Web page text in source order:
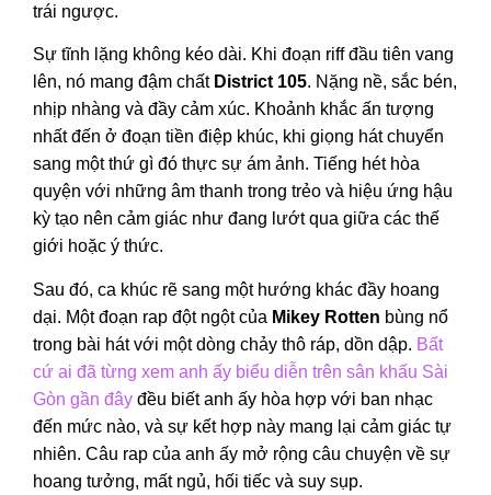
trái ngược.
Sự tĩnh lặng không kéo dài. Khi đoạn riff đầu tiên vang
lên, nó mang đậm chất District 105. Nặng nề, sắc bén,
nhịp nhàng và đầy cảm xúc. Khoảnh khắc ấn tượng
nhất đến ở đoạn tiền điệp khúc, khi giọng hát chuyển
sang một thứ gì đó thực sự ám ảnh. Tiếng hét hòa
quyện với những âm thanh trong trẻo và hiệu ứng hậu
kỳ tạo nên cảm giác như đang lướt qua giữa các thế
giới hoặc ý thức.
Sau đó, ca khúc rẽ sang một hướng khác đầy hoang
dại. Một đoạn rap đột ngột của Mikey Rotten bùng nổ
trong bài hát với một dòng chảy thô ráp, dồn dập. Bất
cứ ai đã từng xem anh ấy biểu diễn trên sân khấu Sài
Gòn gần đây đều biết anh ấy hòa hợp với ban nhạc
đến mức nào, và sự kết hợp này mang lại cảm giác tự
nhiên. Câu rap của anh ấy mở rộng câu chuyện về sự
hoang tưởng, mất ngủ, hối tiếc và suy sụp.